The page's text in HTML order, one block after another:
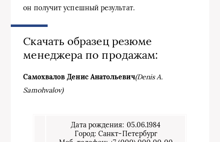
он получит успешный результат.
Скачать образец резюме
менеджера по продажам:
Самохвалов Денис Анатольевич(Denis A.
Samohvalov)
Дата рождения: 05.06.1984
Город: Санкт-Петербург